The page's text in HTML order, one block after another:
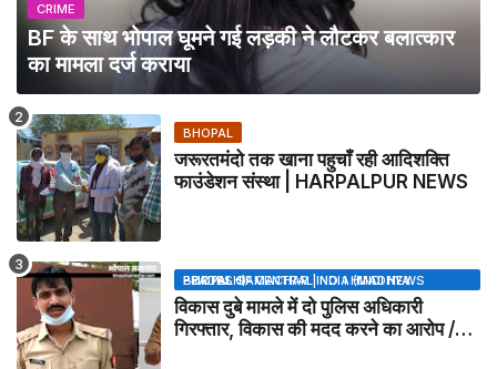
CRIME
BF के साथ भोपाल घूमने गई लड़की ने लौटकर बलात्कार
का मामला दर्ज कराया
BHOPAL
जरूरतमंदो तक खाना पहुचाँ रही आदिशक्ति
फाउंडेशन संस्था | HARPALPUR NEWS
BHOPAL SAMACHAR | NO 1 HINDI NEWS PORTAL OF CENTRAL INDIA (MADHYA PRADESH)
विकास दुबे मामले में दो पुलिस अधिकारी
गिरफ्तार, विकास की मदद करने का आरोप /